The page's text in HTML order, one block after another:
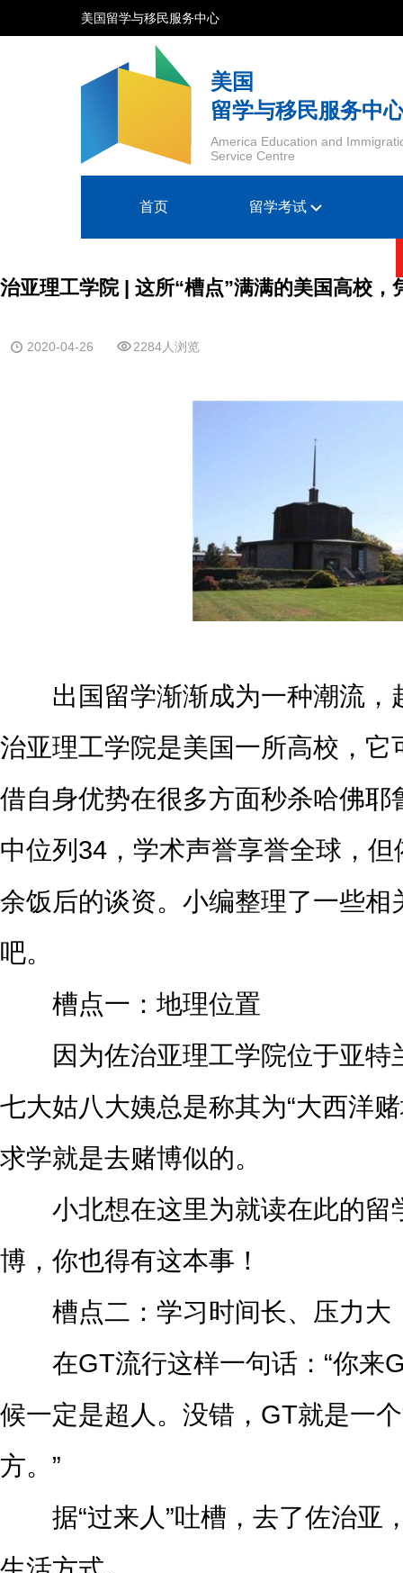
美国留学与移民服务中心
美国
留学与移民服务中
America Education and
Service Centre
首页 留学考试
治亚理工学院 | 这所“槽点”满满的美国高校，
2020-04-26 2284人浏览
出国留学渐渐成为一种潮流，
治亚理工学院是美国一所高校，它
借自身优势在很多方面秒杀哈佛
中位列34，学术声誉享誉全球，
余饭后的谈资。小编整理了一些
吧。
槽点一：地理位置
因为佐治亚理工学院位于亚特
七大姑八大姨总是称其为“大西洋
求学就是去赌博似的。
小北想在这里为就读在此的留
博，你也得有这本事！
槽点二：学习时间长、压力大
在GT流行这样一句话：“你来
候一定是超人。没错，GT就是一
方。”
据“过来人”吐槽，去了佐治亚